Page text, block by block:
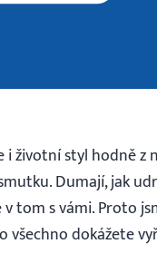
styl hodně z
Dumají, jak
tom s vámi. Proto
všechno dokážete